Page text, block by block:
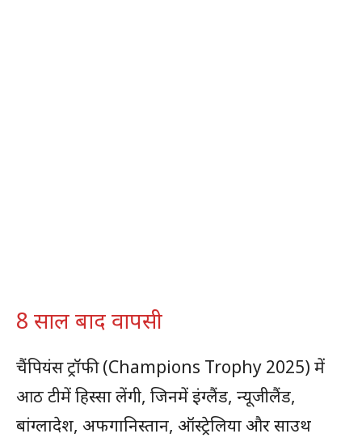
8 साल बाद वापसी
चैंपियंस ट्रॉफी (Champions Trophy 2025) में
आठ टीमें हिस्सा लेंगी, जिनमें इंग्लैंड, न्यूजीलैंड,
बांग्लादेश, अफगानिस्तान, ऑस्ट्रेलिया और साउथ